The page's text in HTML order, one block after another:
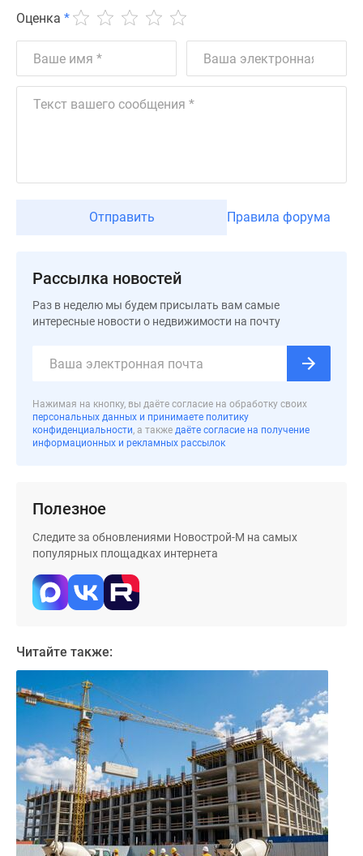
проекте
Контакты
места
ипотека
Квартиры
скидками
Видео
Rutube
Поиск
Москве
Программа
Москве
Новостройки
премиум-
Новостройки
бизнес-
класса
Рассрочка
Траншевая
ипотека
Оценка *
Отправить Правила форума
Рассылка новостей
Раз в неделю мы будем присылать вам самые
интересные новости о недвижимости на почту
Нажимая на кнопку, вы даёте согласие на обработку своих
персональных данных и принимаете политику
конфиденциальности, а также даёте согласие на получение
информационных и рекламных рассылок
Полезное
Следите за обновлениями Новострой-М на самых
популярных площадках интернета
Читайте также: